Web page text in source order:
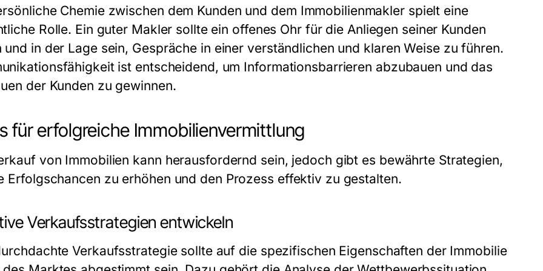
Chemie zwischen dem Kunden und dem Immobilienmakler spielt eine
Rolle. Ein guter Makler sollte ein offenes Ohr für die Anliegen seiner Kunden
und in der Lage sein, Gespräche in einer verständlichen und klaren Weise zu führen.
ist entscheidend, um Informationsbarrieren abzubauen und das
der Kunden zu gewinnen.
für erfolgreiche Immobilienvermittlung
von Immobilien kann herausfordernd sein, jedoch gibt es bewährte Strategien,
Erfolgschancen zu erhöhen und den Prozess effektiv zu gestalten.
Verkaufsstrategien entwickeln
Verkaufsstrategie sollte auf die spezifischen Eigenschaften der Immobilie